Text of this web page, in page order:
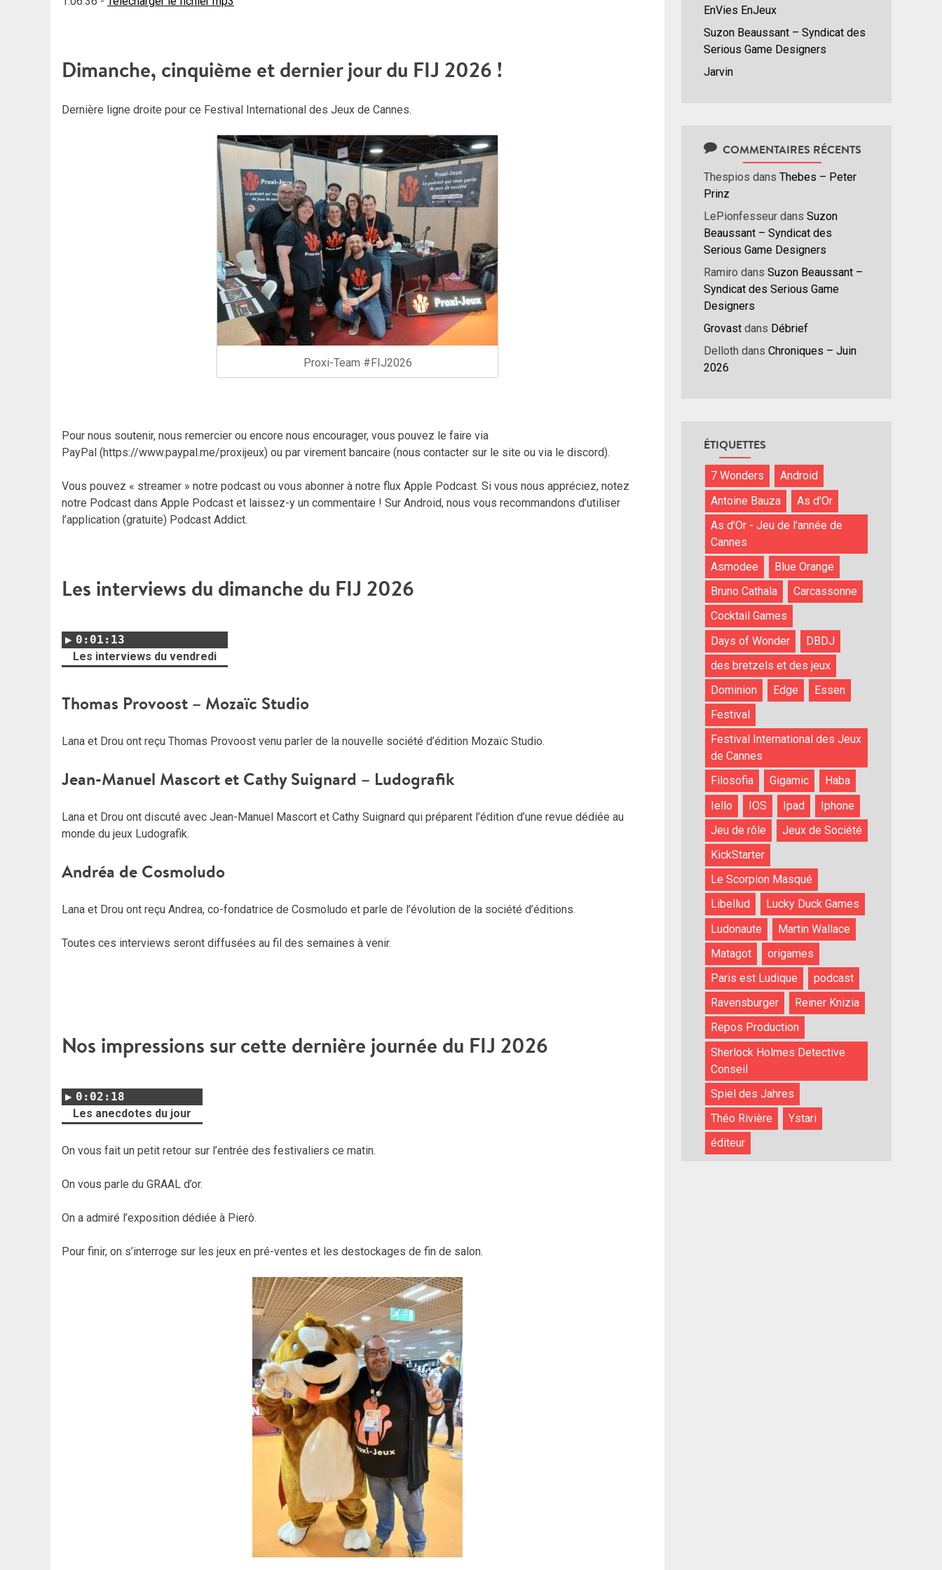
Dimanche, cinquième et dernier jour du FIJ 2026 !
Dernière ligne droite pour ce Festival International des Jeux de Cannes.
Proxi-Team #FIJ2026
Pour nous soutenir, nous remercier ou encore nous encourager, vous pouvez le faire via
PayPal (https://www.paypal.me/proxijeux) ou par virement bancaire (nous contacter sur le site ou via le discord).
Vous pouvez « streamer » notre podcast ou vous abonner à notre flux Apple Podcast. Si vous nous appréciez, notez
notre Podcast dans Apple Podcast et laissez-y un commentaire ! Sur Android, nous vous recommandons d’utiliser
l’application (gratuite) Podcast Addict.
Les interviews du dimanche du FIJ 2026
0:01:13
Les interviews du vendredi
Thomas Provoost – Mozaïc Studio
Lana et Drou ont reçu Thomas Provoost venu parler de la nouvelle société d’édition Mozaïc Studio.
Jean-Manuel Mascort et Cathy Suignard – Ludografik
Lana et Drou ont discuté avec Jean-Manuel Mascort et Cathy Suignard qui préparent l’édition d’une revue dédiée au
monde du jeux Ludografik.
Andréa de Cosmoludo
Lana et Drou ont reçu Andrea, co-fondatrice de Cosmoludo et parle de l’évolution de la société d’éditions.
Toutes ces interviews seront diffusées au fil des semaines à venir.
Nos impressions sur cette dernière journée du FIJ 2026
0:02:18
Les anecdotes du jour
On vous fait un petit retour sur l’entrée des festivaliers ce matin.
On vous parle du GRAAL d’or.
On a admiré l’exposition dédiée à Pierô.
Pour finir, on s’interroge sur les jeux en pré-ventes et les destockages de fin de salon.
EnVies EnJeux
Suzon Beaussant – Syndicat des
Serious Game Designers
Jarvin
COMMENTAIRES RÉCENTS
Thespios dans Thebes – Peter
Prinz
LePionfesseur dans Suzon
Beaussant – Syndicat des
Serious Game Designers
Ramiro dans Suzon Beaussant –
Syndicat des Serious Game
Designers
Grovast dans Débrief
Delloth dans Chroniques – Juin
2026
ÉTIQUETTES
7 Wonders
Android
Antoine Bauza
As d'Or
As d'Or - Jeu de l'année de
Cannes
Asmodee
Blue Orange
Bruno Cathala
Carcassonne
Cocktail Games
Days of Wonder
DBDJ
des bretzels et des jeux
Dominion
Edge
Essen
Festival
Festival International des Jeux
de Cannes
Filosofia
Gigamic
Haba
Iello
IOS Ipad
Iphone
Jeu de rôle
Jeux de Société
KickStarter
Le Scorpion Masqué
Libellud
Lucky Duck Games
Ludonaute
Martin Wallace
Matagot
origames
Paris est Ludique
podcast
Ravensburger
Reiner Knizia
Repos Production
Sherlock Holmes Detective
Conseil
Spiel des Jahres
Théo Rivière
Ystari
éditeur